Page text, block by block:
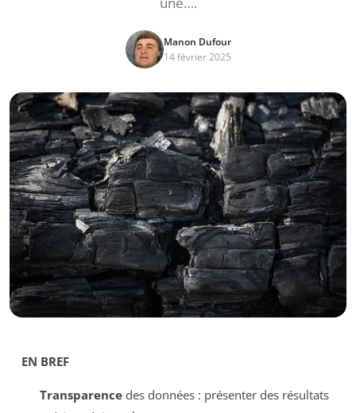
Manon Dufour
14 février 2025
EN BREF
Transparencedes données : présenter des résultats